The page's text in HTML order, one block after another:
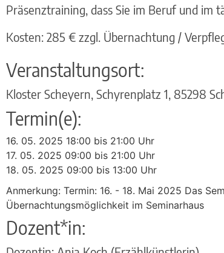
Präsenztraining, dass Sie im Beruf und im
Kosten: 285 € zzgl. Übernachtung /
Veranstaltungsort:
Kloster Scheyern, Schyrenplatz 1, 85298
Termin(e):
16. 05. 2025 18:00 bis 21:00 Uhr
17. 05. 2025 09:00 bis 21:00 Uhr
18. 05. 2025 09:00 bis 13:00 Uhr
Anmerkung: Termin: 16. - 18. Mai 2025 Das
Übernachtungsmöglichkeit im Seminarhaus
Dozent*in: